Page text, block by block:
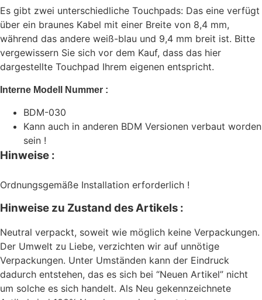
Es gibt zwei unterschiedliche Touchpads: Das eine verfügt
über ein braunes Kabel mit einer Breite von 8,4 mm,
während das andere weiß-blau und 9,4 mm breit ist. Bitte
vergewissern Sie sich vor dem Kauf, dass das hier
dargestellte Touchpad Ihrem eigenen entspricht.
Interne Modell Nummer :
BDM-030
Kann auch in anderen BDM Versionen verbaut worden
sein !
Hinweise :
Ordnungsgemäße Installation erforderlich !
Hinweise zu Zustand des Artikels :
Neutral verpackt, soweit wie möglich keine Verpackungen.
Der Umwelt zu Liebe, verzichten wir auf unnötige
Verpackungen. Unter Umständen kann der Eindruck
dadurch entstehen, das es sich bei “Neuen Artikel” nicht
um solche es sich handelt. Als Neu gekennzeichnete